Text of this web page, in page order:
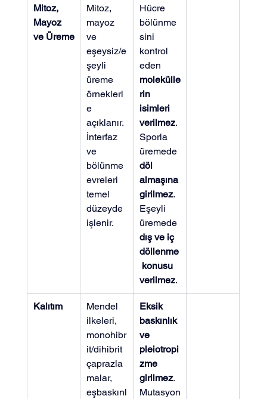
Mitoz,
Mayoz
ve Üreme
Mitoz,
mayoz
ve
eşeysiz/e
şeyli
üreme
örneklerl
e
açıklanır.
İnterfaz
ve
bölünme
evreleri
temel
düzeyde
işlenir.
Hücre
bölünme
sini
kontrol
eden
molekülle
rin
isimleri
verilmez.
Sporla
üremede
döl
almaşına
girilmez.
Eşeyli
üremede
dış ve iç
döllenme
konusu
verilmez.
Kalıtım
Mendel
ilkeleri,
monohibr
it/dihibrit
çaprazla
malar,
eşbaskınl
Eksik
baskınlık
ve
pleiotropi
zme
girilmez.
Mutasyon